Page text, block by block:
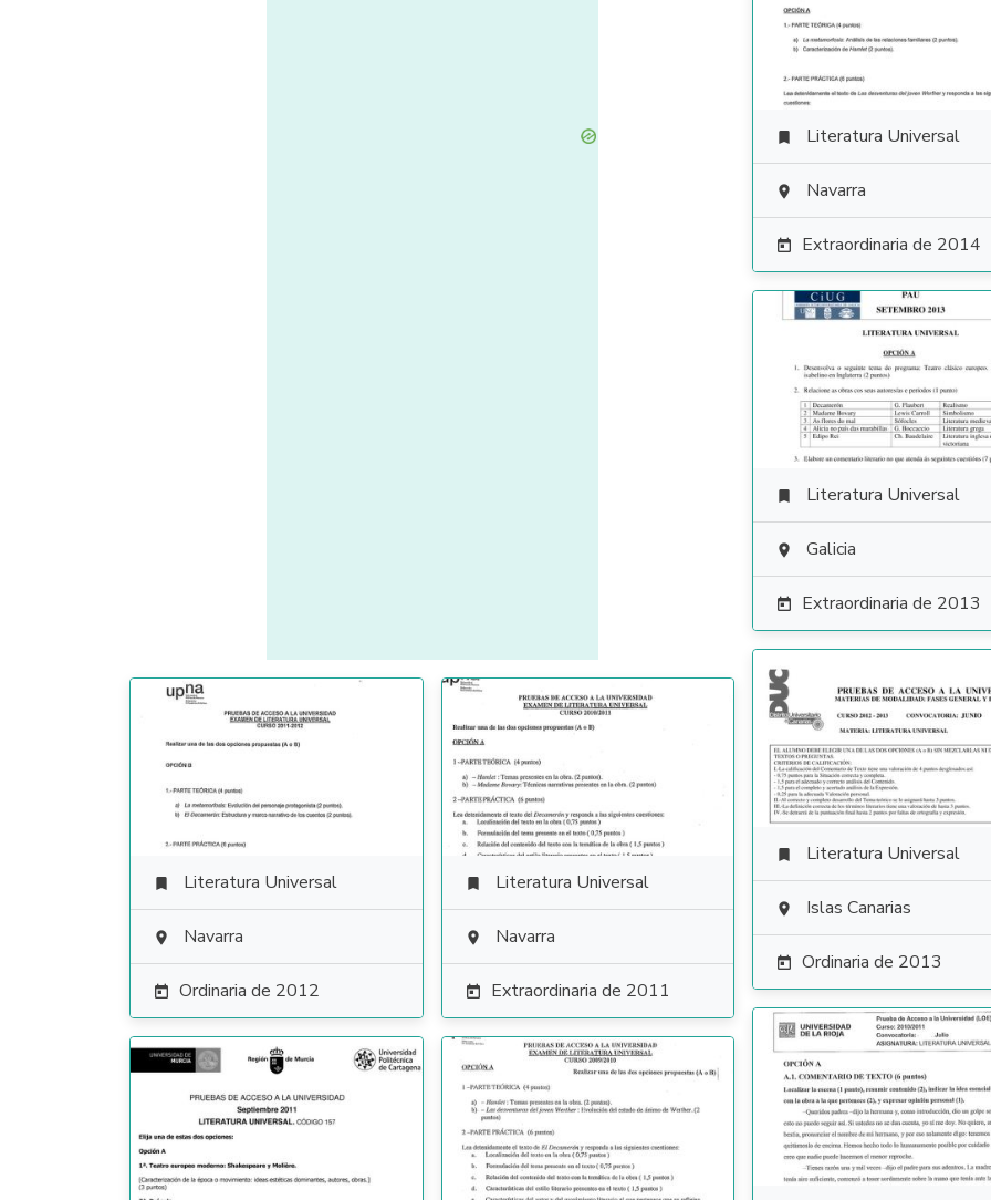
 Literatura Universal
 Navarra
 Extraordinaria de 2014
 Literatura Universal
 Galicia
 Extraordinaria de 2013
 Literatura Universal
 Islas Canarias
 Ordinaria de 2013
 Literatura Universal
 Navarra
 Ordinaria de 2012
 Literatura Universal
 Navarra
 Extraordinaria de 2011